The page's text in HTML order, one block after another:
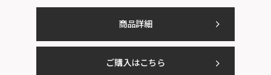
商品詳細
ご購入はこちら